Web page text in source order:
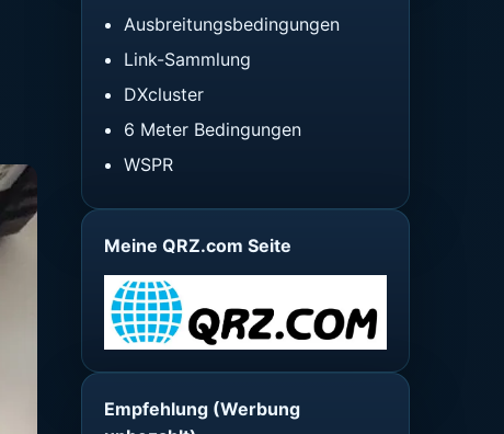
Ausbreitungsbedingungen
Link-Sammlung
DXcluster
6 Meter Bedingungen
WSPR
Meine QRZ.com Seite
Empfehlung (Werbung